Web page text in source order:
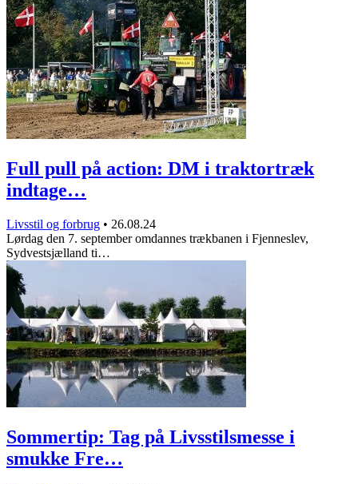
Full pull på action: DM i traktortræk
indtage…
Livsstil og forbrug • 26.08.24
Lørdag den 7. september omdannes trækbanen i Fjenneslev,
Sydvestsjælland ti…
Sommertip: Tag på Livsstilsmesse i
smukke Fre…